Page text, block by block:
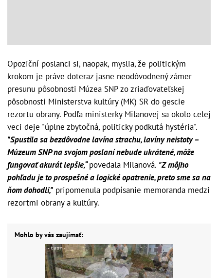
Opoziční poslanci si, naopak, myslia, že politickým
krokom je práve doteraz jasne neodôvodnený zámer
presunu pôsobnosti Múzea SNP zo zriaďovateľskej
pôsobnosti Ministerstva kultúry (MK) SR do gescie
rezortu obrany. Podľa ministerky Milanovej sa okolo celej
veci deje "úplne zbytočná, politicky podkutá hystéria".
"Spustila sa bezdôvodne lavína strachu, lavíny neistoty –
Múzeum SNP na svojom poslaní nebude ukrátené, môže
fungovať akurát lepšie,“povedala Milanová. "Z môjho
pohľadu je to prospešné a logické opatrenie, preto sme sa na
ňom dohodli," pripomenula podpísanie memoranda medzi
rezortmi obrany a kultúry.
Mohlo by vás zaujímať: